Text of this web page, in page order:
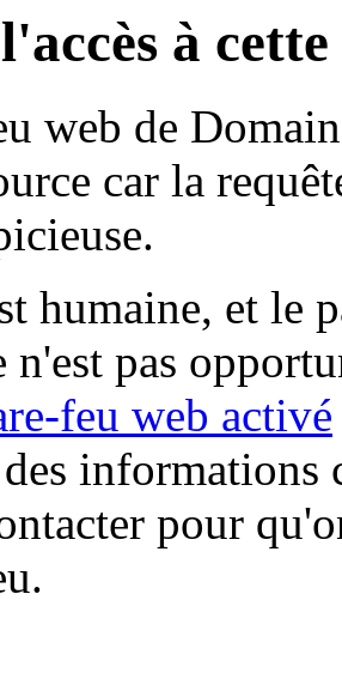
à
web de
car la
humaine, et le
n'est pas
feu web activé
informations
pour